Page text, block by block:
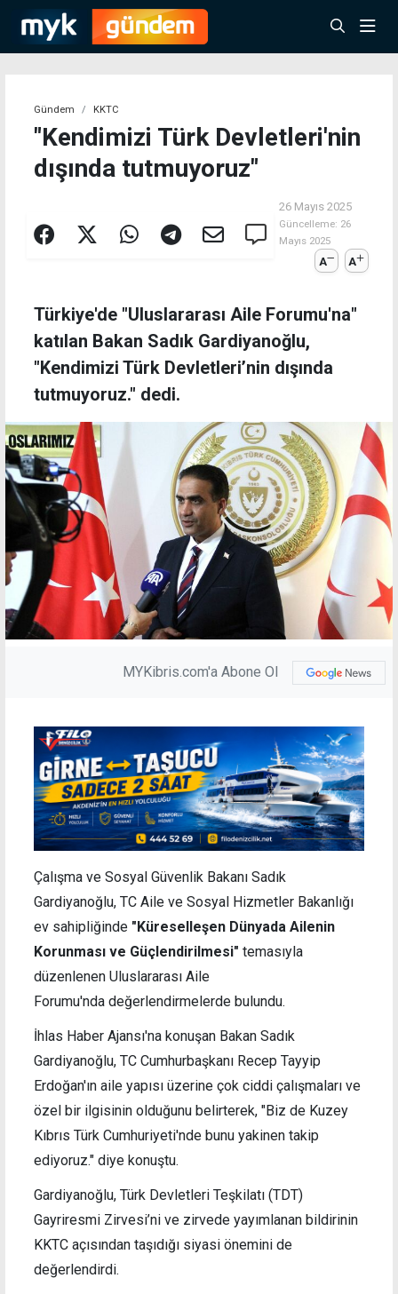
Gündem KKTC
"Kendimizi Türk Devletleri'nin
dışında tutmuyoruz"
26 Mayıs 2025
Güncelleme: 26
Mayıs 2025
A A
Türkiye'de "Uluslararası Aile Forumu'na"
katılan Bakan Sadık Gardiyanoğlu,
"Kendimizi Türk Devletleri’nin dışında
tutmuyoruz." dedi.
MYKibris.com'a Abone Ol
Çalışma ve Sosyal Güvenlik Bakanı Sadık
Gardiyanoğlu, TC Aile ve Sosyal Hizmetler Bakanlığı
ev sahipliğinde "Küreselleşen Dünyada Ailenin
Korunması ve Güçlendirilmesi" temasıyla
düzenlenen Uluslararası Aile
Forumu'nda değerlendirmelerde bulundu.
İhlas Haber Ajansı'na konuşan Bakan Sadık
Gardiyanoğlu, TC Cumhurbaşkanı Recep Tayyip
Erdoğan'ın aile yapısı üzerine çok ciddi çalışmaları ve
özel bir ilgisinin olduğunu belirterek, "Biz de Kuzey
Kıbrıs Türk Cumhuriyeti'nde bunu yakinen takip
ediyoruz." diye konuştu.
Gardiyanoğlu, Türk Devletleri Teşkilatı (TDT)
Gayriresmi Zirvesi’ni ve zirvede yayımlanan bildirinin
KKTC açısından taşıdığı siyasi önemini de
değerlendirdi.